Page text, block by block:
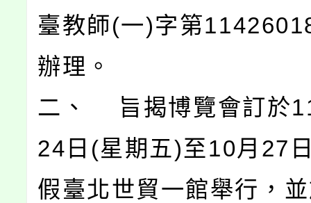
臺教師(一)字第
辦理。
二、 旨揭博覽會訂於
24日(星期五)至10月27
假臺北世貿一館舉行，